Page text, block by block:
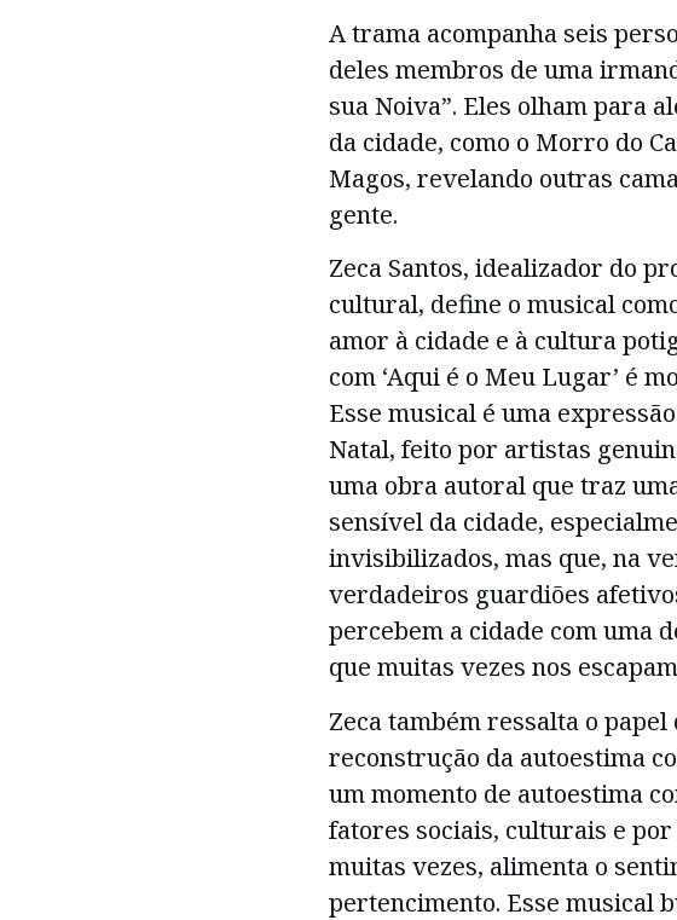
A trama acompanha seis
deles membros de uma
sua Noiva”. Eles olham para
da cidade, como o Morro do
Magos, revelando outras
gente.
Zeca Santos, idealizador do
cultural, define o musical
amor à cidade e à cultura
com ‘Aqui é o Meu Lugar’ é
Esse musical é uma
Natal, feito por artistas
uma obra autoral que traz
sensível da cidade,
invisibilizados, mas que, na
verdadeiros guardiões
percebem a cidade com uma
que muitas vezes nos
Zeca também ressalta o papel
reconstrução da autoestima
um momento de autoestima
fatores sociais, culturais e
muitas vezes, alimenta o
pertencimento. Esse musical